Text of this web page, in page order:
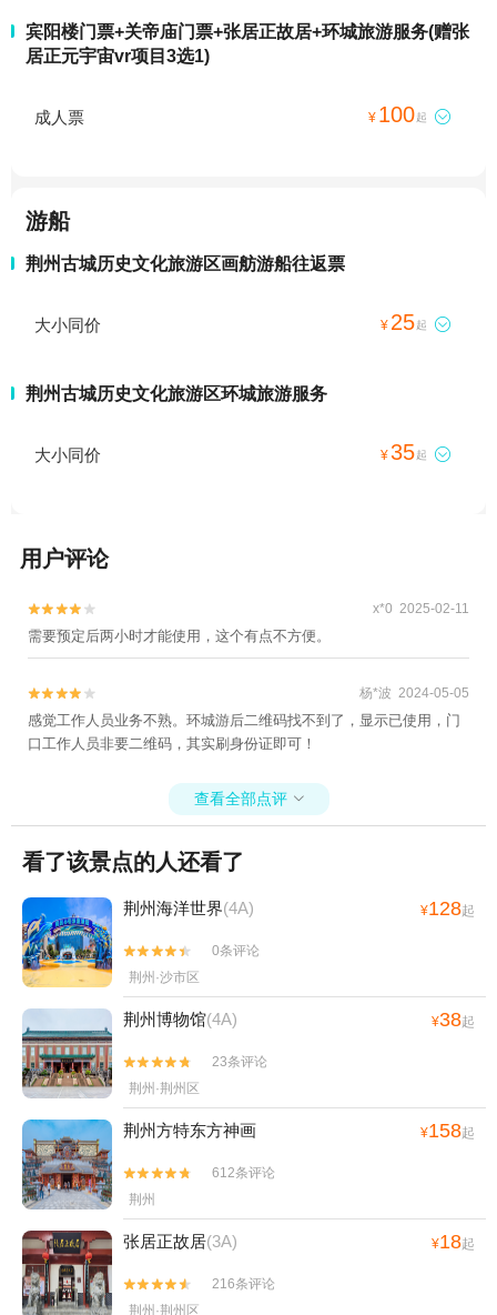
宾阳楼门票+关帝庙门票+张居正故居+环城旅游服务(赠张
居正元宇宙vr项目3选1)
成人票 ¥ 100起 
游船
荆州古城历史文化旅游区画舫游船往返票
大小同价 ¥ 25起 
荆州古城历史文化旅游区环城旅游服务
大小同价 ¥35起 
用户评论

 x*0 2025-02-11
需要预定后两小时才能使用，这个有点不方便。

 杨*波 2024-05-05
感觉工作人员业务不熟。环城游后二维码找不到了，显示已使用，门
口工作人员非要二维码，其实刷身份证即可！
查看全部点评 
看了该景点的人还看了
荆州海洋世界(4A) ¥128起


0条评论
荆州·沙市区
荆州博物馆(4A) ¥38起


23条评论
荆州·荆州区
荆州方特东方神画 ¥158起


612条评论
荆州
张居正故居(3A) ¥18起


216条评论
荆州·荆州区